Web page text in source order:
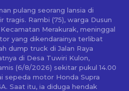
pulang seorang lansia di
tragis. Rambi (75), warga Dusun
Merakurak, meninggal
yang dikendarainya terlibat
dump truck di Jalan Raya
di Desa Tuwiri Kulon,
(6/8/2026) sekitar pukul 14.00
Saat itu, ia diduga hendak